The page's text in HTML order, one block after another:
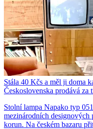
Stála 40 Kčs a měl ji doma
Československa prodává za
Stolní lampa Napako typ
mezinárodních designových
korun. Na českém bazaru